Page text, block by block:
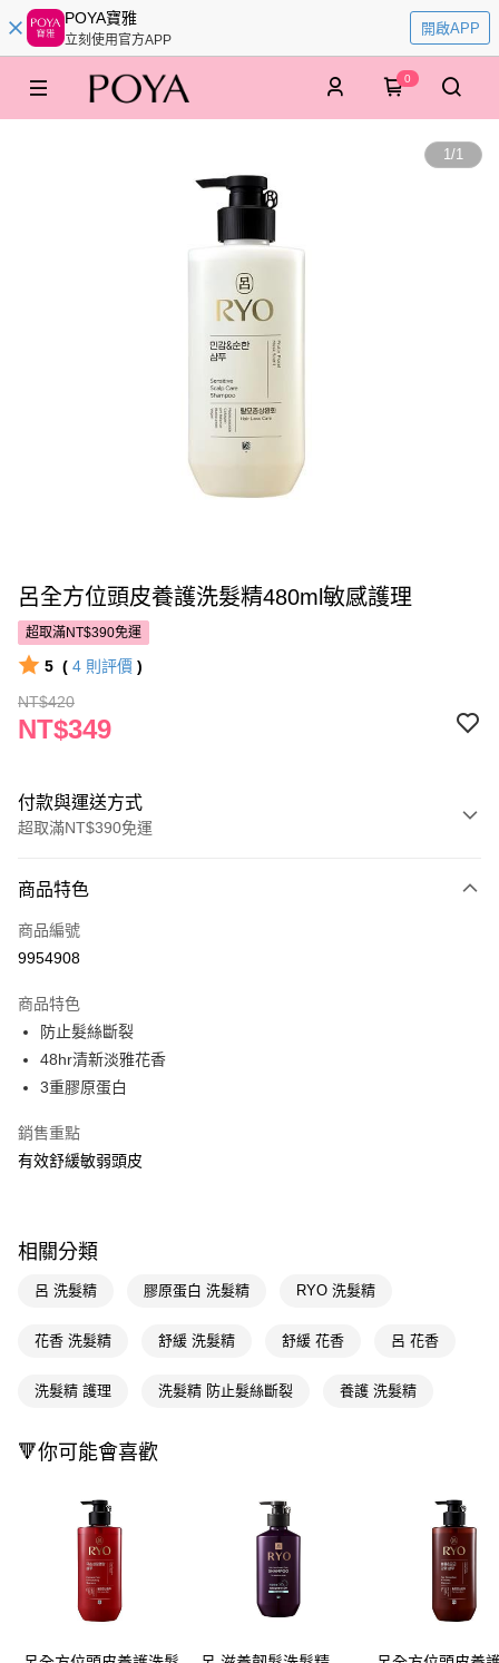
POYA寶雅
立刻使用官方APP
開啟APP
0
1/1
呂全方位頭皮養護洗髮精480ml敏感護理
超取滿NT$390免運
5 ( 4 則評價 )
NT$420
NT$349
付款與運送方式
超取滿NT$390免運
POYA支付
信用卡一次付款
LINE Pay
Apple Pay
悠遊付
相關說明
【關於「AFTEE先享後付」】
１．簡單：不需註冊會員、不需綁卡、不需儲值。
３．安心：先確認商品／服務後，再付款。
１．於結帳方式選擇「AFTEE先享後付」後，將跳轉至「AFTEE先享後付」
結帳頁面，進行簡訊認證並確認金額後，即可完成結帳。
３．收到繳費通知簡訊後14天內，點擊此簡訊中的連結，可透過四大超商／
ATM／網路銀行／等多元方式進行付款，方視為交易完成。
※ 請注意：結帳手續完成當下不需立刻繳費，但若您需要取消訂單，請聯絡
購買商品的店家。未經商家同意取消之訂單仍視為有效，需透過AFTEE先享
後付繳納相關費用。
※ 交易是否成功請以「AFTEE先享後付 」之結帳頁面顯示為準，若有關於
是否繳費成功／繳費後需取消欲退款等相關疑問，請聯繫「AFTEE先享後付
即享券
全家取貨付款
付款後全家取貨
萊爾富取貨付款
每筆NT$65，滿NT$490(含以上)免運費
付款後萊爾富取貨
商品特色
商品編號
9954908
商品特色
防止髮絲斷裂
48hr清新淡雅花香
3重膠原蛋白
銷售重點
有效舒緩敏弱頭皮
相關分類
呂 洗髮精 膠原蛋白 洗髮精 RYO 洗髮精
花香 洗髮精 舒緩 洗髮精 舒緩 花香 呂 花香
洗髮精 護理 洗髮精 防止髮絲斷裂 養護 洗髮精
🔻你可能會喜歡